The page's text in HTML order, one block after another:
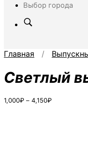
Выбор города
Главная /
Светлый
1,000₽ – 4,150₽Диапазон